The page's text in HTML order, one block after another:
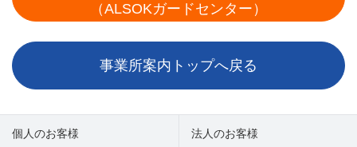
（ALSOKガードセンター）
事業所案内トップへ戻る
個人のお客様 法人のお客様